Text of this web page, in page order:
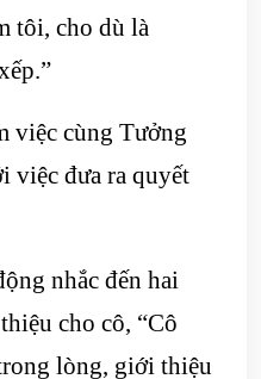
tôi, cho dù là
việc cùng Tưởng
việc đưa ra quyết
nhắc đến hai
cho cô, “Cô
lòng, giới thiệu